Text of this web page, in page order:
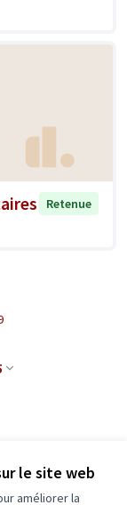
le site web
améliorer la
Retenue